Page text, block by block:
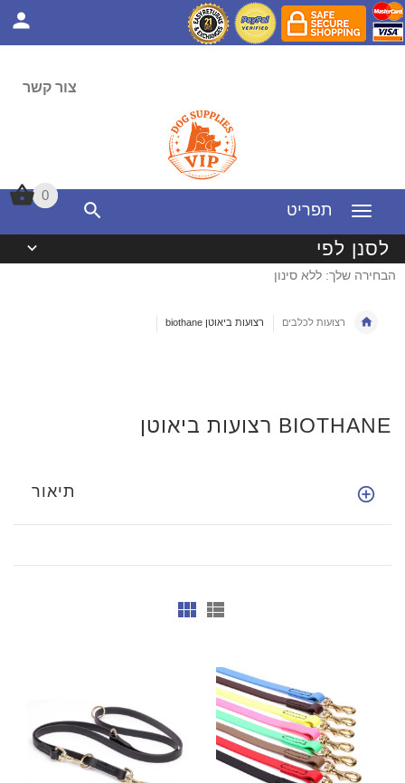
צור קשר
0
תפריט
0
לסנן לפי
הבחירה שלך: ללא סינון
רצועות לכלבים רצועות ביאוטן biothane
רצועות ביאוטן BIOTHANE
תיאור